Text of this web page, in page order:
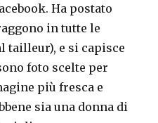
Ha postato
in tutte le
tailleur), e si capisce
foto scelte per
più fresca e
sia una donna di